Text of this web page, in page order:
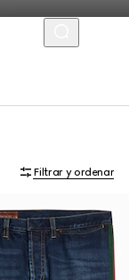
Filtrar y ordenar